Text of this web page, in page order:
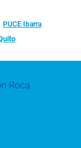
PUCE Ibarra
Roca